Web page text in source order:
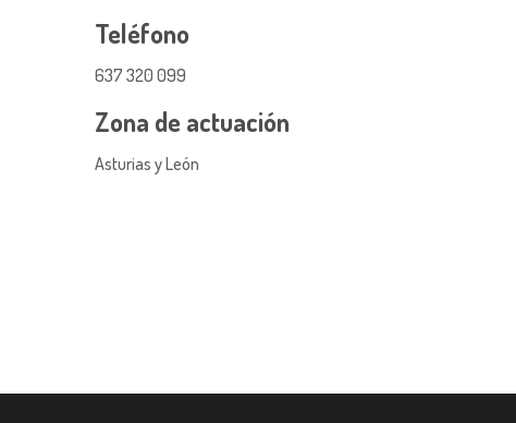
Teléfono
637 320 099
Zona de actuación
Asturias y León